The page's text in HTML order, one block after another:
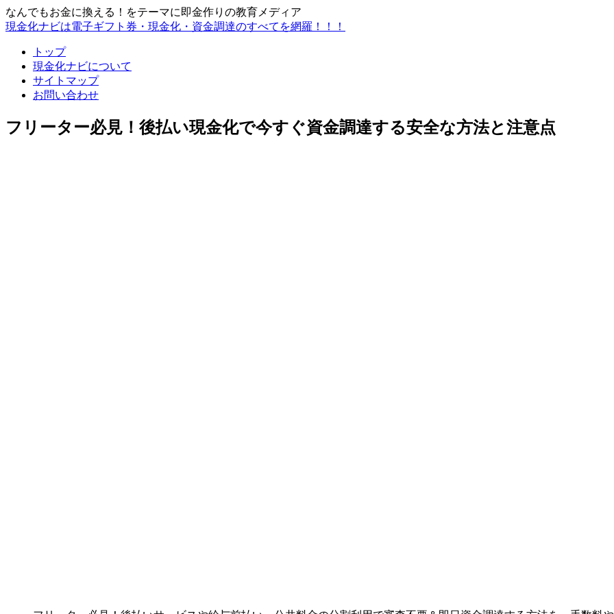
なんでもお金に換える！をテーマに即金作りの教育メディア
現金化ナビは電子ギフト券・現金化・資金調達のすべてを網羅！！！
トップ
現金化ナビについて
サイトマップ
お問い合わせ
フリーター必見！後払い現金化で今すぐ資金調達する安全な方法と注意点